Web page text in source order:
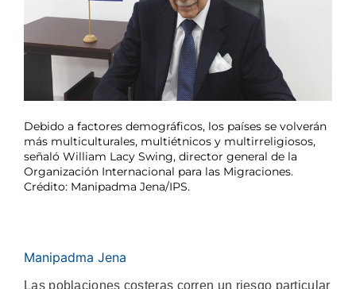
Debido a factores demográficos, los países se volverán
más multiculturales, multiétnicos y multirreligiosos,
señaló William Lacy Swing, director general de la
Organización Internacional para las Migraciones.
Crédito: Manipadma Jena/IPS.
Manipadma Jena
Las poblaciones costeras corren un riesgo particular